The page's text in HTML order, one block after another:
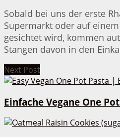
Sobald bei uns der erste
Supermarkt oder auf
gesichtet wird, kommen
Stangen davon in den
Next Post
Einfache Vegane One